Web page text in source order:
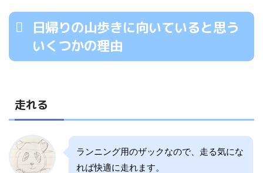
日帰りの山歩きに向いていると思う
いくつかの理由
走れる
ランニング用のザックなので、走る気にな
れば快適に走れます。